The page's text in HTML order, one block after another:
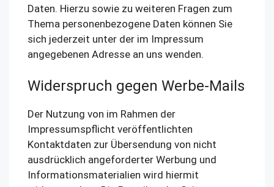
Daten. Hierzu sowie zu weiteren Fragen zum
Thema personenbezogene Daten können Sie
sich jederzeit unter der im Impressum
angegebenen Adresse an uns wenden.
Widerspruch gegen Werbe-Mails
Der Nutzung von im Rahmen der
Impressumspflicht veröffentlichten
Kontaktdaten zur Übersendung von nicht
ausdrücklich angeforderter Werbung und
Informationsmaterialien wird hiermit